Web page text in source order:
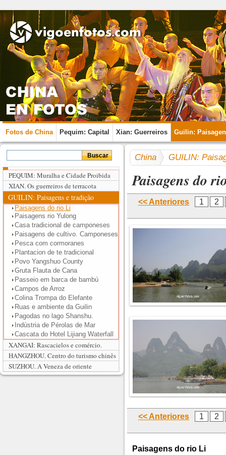
Fotos de China Pequim: Capital Xian: Guerreiros Guilin:
China GUILIN:
Paisagens do
<< Anteriores 1 2
<< Anteriores 1 2
Paisagens do rio Li
PEQUIM: Muralha e Cidade Proibida
XIAN. Os guerreiros de terracota
GUILIN: Paisagens e tradição
Paisagens do rio Li
Paisagens rio Yulong
Casa tradicional de camponeses
Paisagens de cultivo. Camponeses
Pesca com cormoranes
Plantacion de te tradicional
Povo Yangshuo County
Gruta Flauta de Cana
Passeio em barca de bambú
Campos de Arroz
Colina Trompa do Elefante
Ruas e ambiente da Guilin
Pagodas no lago Shanshu.
Indústria de Pérolas de Mar
Cascata do Hotel Lijiang Waterfall
XANGAI: Rascacielos e comércio.
HANGZHOU. Centro do turismo chinês
SUZHOU. A Veneza de oriente